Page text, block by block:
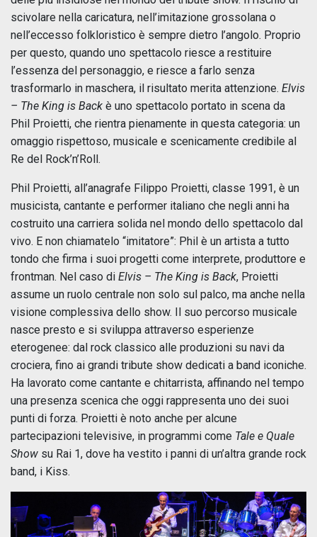
scivolare nella caricatura, nell’imitazione grossolana o
nell’eccesso folkloristico è sempre dietro l’angolo. Proprio
per questo, quando uno spettacolo riesce a restituire
l’essenza del personaggio, e riesce a farlo senza
trasformarlo in maschera, il risultato merita attenzione. Elvis
– The King is Back è uno spettacolo portato in scena da
Phil Proietti, che rientra pienamente in questa categoria: un
omaggio rispettoso, musicale e scenicamente credibile al
Re del Rock’n’Roll.
Phil Proietti, all’anagrafe Filippo Proietti, classe 1991, è un
musicista, cantante e performer italiano che negli anni ha
costruito una carriera solida nel mondo dello spettacolo dal
vivo. E non chiamatelo “imitatore”: Phil è un artista a tutto
tondo che firma i suoi progetti come interprete, produttore e
frontman. Nel caso di Elvis – The King is Back, Proietti
assume un ruolo centrale non solo sul palco, ma anche nella
visione complessiva dello show. Il suo percorso musicale
nasce presto e si sviluppa attraverso esperienze
eterogenee: dal rock classico alle produzioni su navi da
crociera, fino ai grandi tribute show dedicati a band iconiche.
Ha lavorato come cantante e chitarrista, affinando nel tempo
una presenza scenica che oggi rappresenta uno dei suoi
punti di forza. Proietti è noto anche per alcune
partecipazioni televisive, in programmi come Tale e Quale
Show su Rai 1, dove ha vestito i panni di un’altra grande rock
band, i Kiss.